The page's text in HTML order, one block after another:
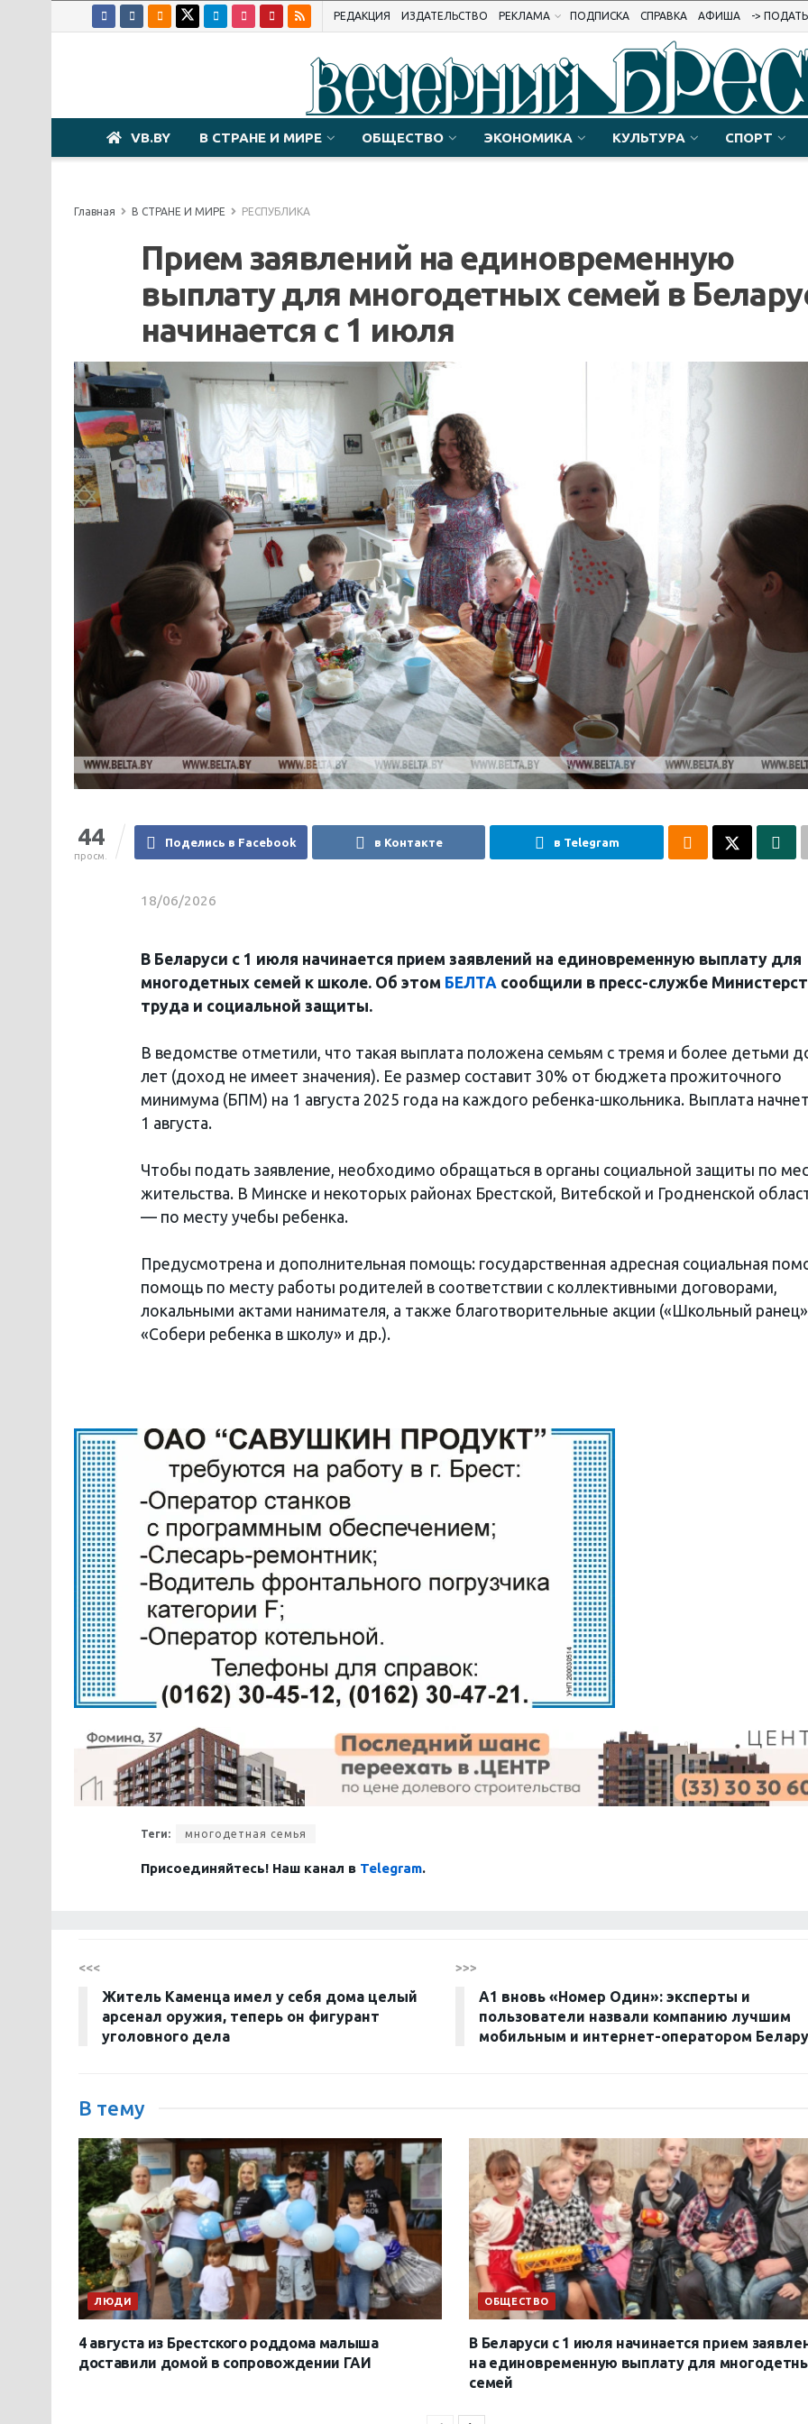
РЕДАКЦИЯ ИЗДАТЕЛЬСТВО РЕКЛАМА ПОДПИСКА СПРАВКА АФИША ->
VB.BY В СТРАНЕ И МИРЕ ОБЩЕСТВО ЭКОНОМИКА КУЛЬТУРА СПОРТ
Главная В СТРАНЕ И МИРЕ РЕСПУБЛИКА
Прием заявлений на единовременную
выплату для многодетных семей в
начинается с 1 июля
44
просм.
Поделись в Facebook в Контакте в Telegram
18/06/2026
В Беларуси с 1 июля начинается прием заявлений на единовременную выплату для
многодетных семей к школе. Об этом БЕЛТА сообщили в пресс-службе
труда и социальной защиты.
В ведомстве отметили, что такая выплата положена семьям с тремя и более детьми
лет (доход не имеет значения). Ее размер составит 30% от бюджета прожиточного
минимума (БПМ) на 1 августа 2025 года на каждого ребенка-школьника. Выплата
1 августа.
Чтобы подать заявление, необходимо обращаться в органы социальной защиты по
жительства. В Минске и некоторых районах Брестской, Витебской и Гродненской
— по месту учебы ребенка.
Предусмотрена и дополнительная помощь: государственная адресная социальная
помощь по месту работы родителей в соответствии с коллективными договорами,
локальными актами нанимателя, а также благотворительные акции («Школьный
«Собери ребенка в школу» и др.).
Теги: многодетная семья
Присоединяйтесь! Наш канал в Telegram.
<<<
Житель Каменца имел у себя дома целый
арсенал оружия, теперь он фигурант
уголовного дела
>>>
А1 вновь «Номер Один»: эксперты и
пользователи назвали компанию лучшим
мобильным и интернет-оператором
В тему
ЛЮДИ
4 августа из Брестского роддома малыша
доставили домой в сопровождении ГАИ
ОБЩЕСТВО
В Беларуси с 1 июля начинается прием
на единовременную выплату для
семей